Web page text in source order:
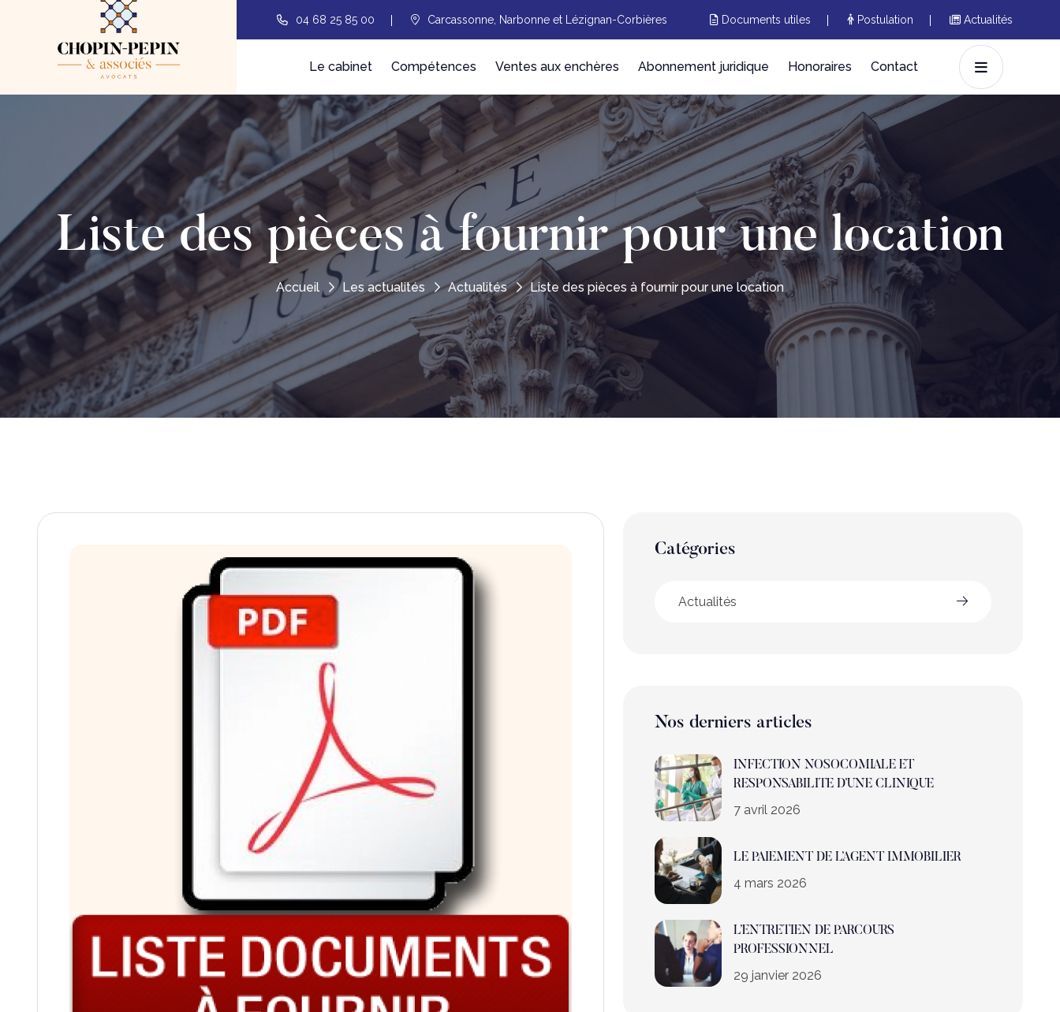
04 68 25 85 00 Carcassonne, Narbonne et Lézignan-Corbières Documents utiles Postulation Actualités
Le cabinet Compétences Ventes aux enchères Abonnement juridique Honoraires Contact
Liste des pièces à fournir pour une location
Accueil Les actualités Actualités Liste des pièces à fournir pour une location
Catégories
Actualités
Nos derniers articles
INFECTION NOSOCOMIALE ET
RESPONSABILITE D’UNE CLINIQUE
7 avril 2026
LE PAIEMENT DE L’AGENT IMMOBILIER
4 mars 2026
L’ENTRETIEN DE PARCOURS
PROFESSIONNEL
29 janvier 2026